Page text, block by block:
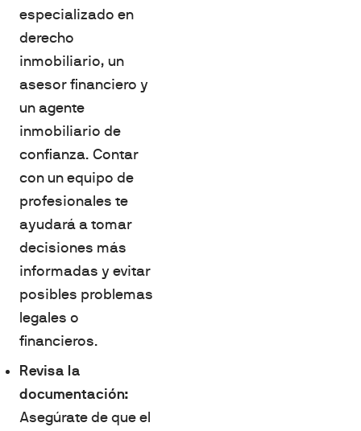
especializado en
derecho
inmobiliario, un
asesor financiero y
un agente
inmobiliario de
confianza. Contar
con un equipo de
profesionales te
ayudará a tomar
decisiones más
informadas y evitar
posibles problemas
legales o
financieros.
Revisa la
documentación:
Asegúrate de que el